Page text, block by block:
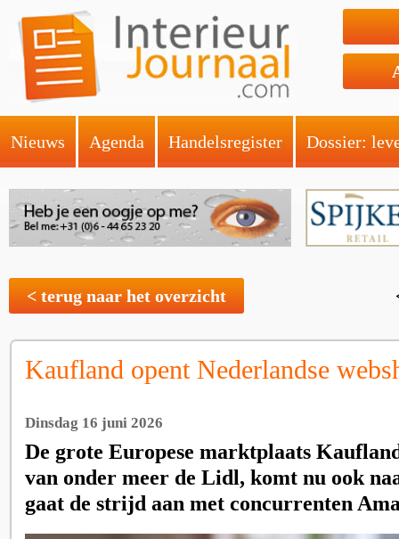
Nieuws Agenda Handelsregister Dossier:
< terug naar het overzicht
Kaufland opent Nederlandse
Dinsdag 16 juni 2026
De grote Europese marktplaats
van onder meer de Lidl, komt nu ook
gaat de strijd aan met concurrenten